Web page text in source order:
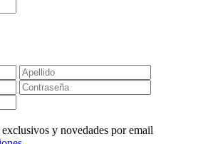
y novedades por email